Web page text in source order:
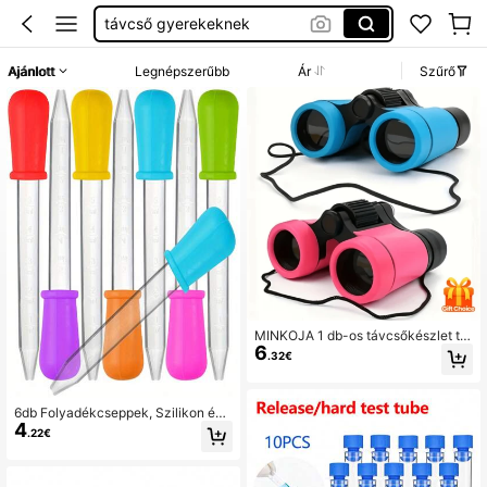
távcső gyerekeknek
fejlesztő jàtékok
pipetta
Ajánlott Legnépszerűbb Ár Szűrő
6db Folyadékcseppek, Szilikon és
Műanyag Pipetták Szemcseppentő
4.22€
MINKOJA 1 db-os távcsőkészlet tin
édzsereknek - túrázáshoz és oktat
áshoz, tanuláshoz, nagyfelbontású
ék!
6.32€